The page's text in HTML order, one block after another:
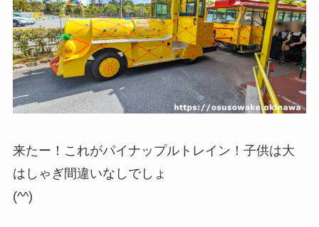
来たー！これがパイナップルトレイン！子供は大
はしゃぎ間違いなしでしょ
(^^)